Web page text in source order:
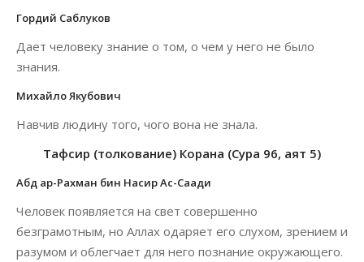
Гордий Саблуков
Дает человеку знание о том, о чем у него не было
знания.
Михайло Якубович
Навчив людину того, чого вона не знала.
Тафсир (толкование) Корана (Сура 96, аят 5)
Абд ар-Рахман бин Насир Ас-Саади
Человек появляется на свет совершенно
безграмотным, но Аллах одаряет его слухом, зрением и
разумом и облегчает для него познание окружающего.